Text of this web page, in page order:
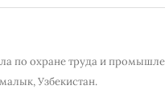
по охране труда и
Узбекистан.